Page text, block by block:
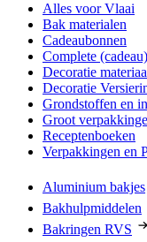
Alles voor Vlaai
Bak materialen
Cadeaubonnen
Complete
Decoratie
Decoratie
Grondstoffen en
Groot
Receptenboeken
Verpakkingen en
Aluminium bakjes
Bakhulpmiddelen
Bakringen RVS